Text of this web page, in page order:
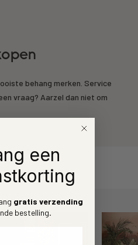
behang merken. Service
vraag? Aarzel dan niet om
een
gratis verzending
bestelling.